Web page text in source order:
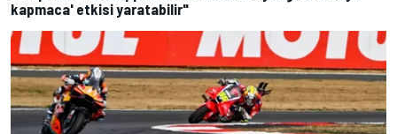
kapmaca' etkisi yaratabilir"